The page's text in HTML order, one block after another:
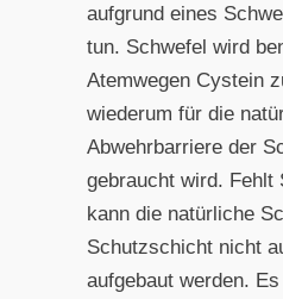
aufgrund eines
tun. Schwefel wird
Atemwegen Cystein
wiederum für die
Abwehrbarriere der
gebraucht wird. Fehlt
kann die natürliche
Schutzschicht nicht
aufgebaut werden.